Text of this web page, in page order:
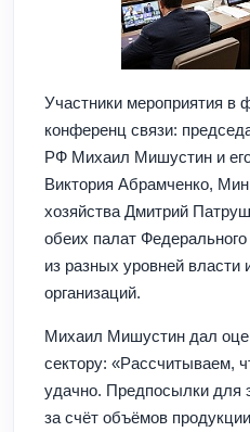
Участники мероприятия в
конференц связи:
РФ Михаил Мишустин и
Виктория Абрамченко,
хозяйства Дмитрий
обеих палат
из разных уровней власти
организаций.
Михаил Мишустин дал
сектору: «Рассчитываем,
удачно. Предпосылки для
за счёт объёмов